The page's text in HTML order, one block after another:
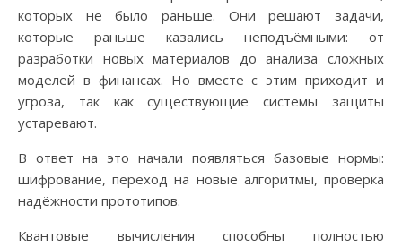
которых не было раньше. Они решают задачи,
которые раньше казались неподъёмными: от
разработки новых материалов до анализа сложных
моделей в финансах. Но вместе с этим приходит и
угроза, так как существующие системы защиты
устаревают.
В ответ на это начали появляться базовые нормы:
шифрование, переход на новые алгоритмы, проверка
надёжности прототипов.
Квантовые вычисления способны полностью